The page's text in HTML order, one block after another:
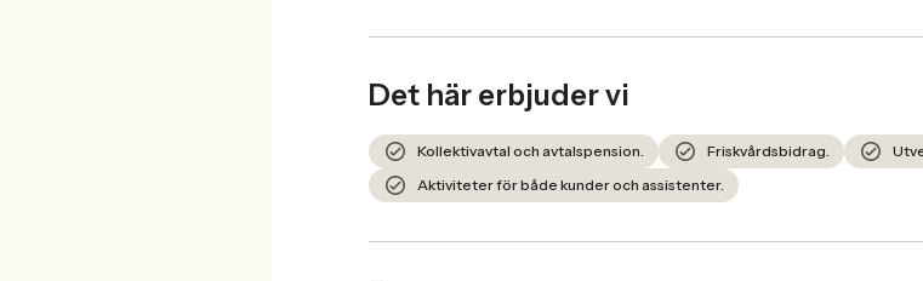
Det här erbjuder vi
Kollektivavtal och avtalspension. Friskvårdsbidrag.
Aktiviteter för både kunder och assistenter.